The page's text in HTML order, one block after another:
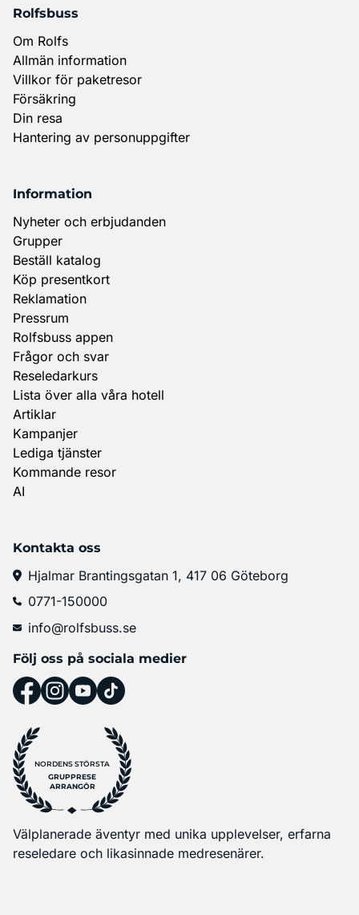
Rolfsbuss
Om Rolfs
Allmän information
Villkor för paketresor
Försäkring
Din resa
Hantering av personuppgifter
Information
Nyheter och erbjudanden
Grupper
Beställ katalog
Köp presentkort
Reklamation
Pressrum
Rolfsbuss appen
Frågor och svar
Reseledarkurs
Lista över alla våra hotell
Artiklar
Kampanjer
Lediga tjänster
Kommande resor
AI
Kontakta oss
Hjalmar Brantingsgatan 1, 417 06 Göteborg
0771-150000
info@rolfsbuss.se
Följ oss på sociala medier
NORDENS STÖRSTA
GRUPPRESE
ARRANGÖR
Välplanerade äventyr med unika upplevelser, erfarna
reseledare och likasinnade medresenärer.